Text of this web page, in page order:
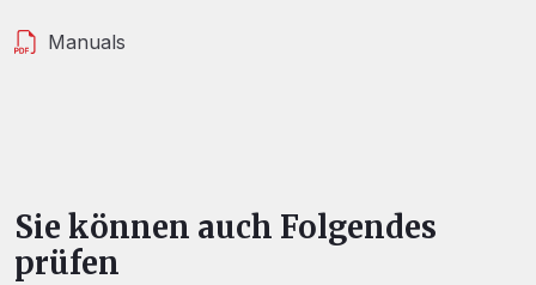
Manuals
Sie können auch Folgendes
prüfen